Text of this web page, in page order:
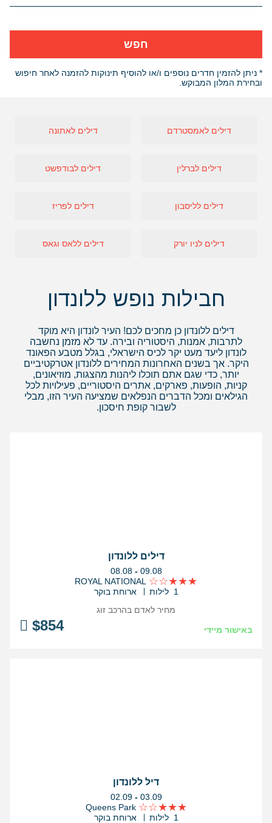
חפש
* ניתן להזמין חדרים נוספים ו/או להוסיף תינוקות להזמנה לאחר חיפוש
ובחירת המלון המבוקש.
דילים לאמסטרדם דילים לאתונה
דילים לברלין דילים לבודפשט
דילים לליסבון דילים לפריז
דילים לניו יורק דילים ללאס וגאס
חבילות נופש ללונדון
דילים ללונדון כן מחכים לכם! העיר לונדון היא מוקד
לתרבות, אמנות, היסטוריה ובירה. עד לא מזמן נחשבה
לונדון ליעד מעט יקר לכיס הישראלי, בגלל מטבע הפאונד
היקר. אך בשנים האחרונות המחירים ללונדון אטרקטיביים
יותר, כדי שגם אתם תוכלו ליהנות מהצגות, מוזיאונים,
קניות, הופעות, פארקים, אתרים היסטוריים, פעילויות לכל
הגילאים ומכל הדברים הנפלאים שמציעה העיר הזו, מבלי
לשבור קופת חיסכון.
דילים ללונדון
בין
08.08 - 09.08
ROYAL NATIONAL
1 לילות
ארוחת בוקר
באישור מיידי $854
מחיר לאדם בהרכב זוג
דיל ללונדון
בין
התאריכים,
02.09 - 03.09
Queens Park
1 לילות
ארוחת בוקר